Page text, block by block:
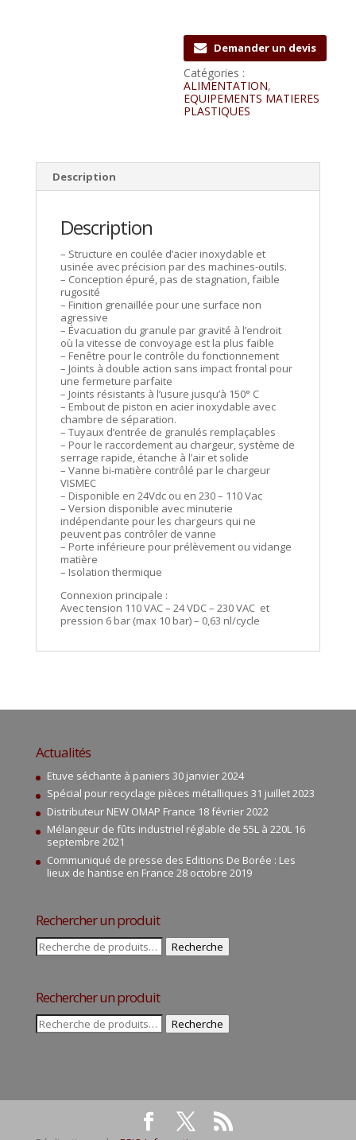
Demander un devis
Catégories :
ALIMENTATION,
EQUIPEMENTS MATIERES
PLASTIQUES
Description
Description
– Structure en coulée d’acier inoxydable et
usinée avec précision par des machines-outils.
– Conception épuré, pas de stagnation, faible
rugosité
– Finition grenaillée pour une surface non
agressive
– Évacuation du granule par gravité à l’endroit
où la vitesse de convoyage est la plus faible
– Fenêtre pour le contrôle du fonctionnement
– Joints à double action sans impact frontal pour
une fermeture parfaite
– Joints résistants à l’usure jusqu’à 150° C
– Embout de piston en acier inoxydable avec
chambre de séparation.
– Tuyaux d’entrée de granulés remplaçables
– Pour le raccordement au chargeur, système de
serrage rapide, étanche à l’air et solide
– Vanne bi-matière contrôlé par le chargeur
VISMEC
– Disponible en 24Vdc ou en 230 – 110 Vac
– Version disponible avec minuterie
indépendante pour les chargeurs qui ne
peuvent pas contrôler de vanne
– Porte inférieure pour prélèvement ou vidange
matière
– Isolation thermique
Connexion principale :
Avec tension 110 VAC – 24 VDC – 230 VAC et
pression 6 bar (max 10 bar) – 0,63 nl/cycle
Actualités
Etuve séchante à paniers 30 janvier 2024
Spécial pour recyclage pièces métalliques 31 juillet 2023
Distributeur NEW OMAP France 18 février 2022
Mélangeur de fûts industriel réglable de 55L à 220L 16
septembre 2021
Communiqué de presse des Editions De Borée : Les
lieux de hantise en France 28 octobre 2019
Rechercher un produit
Recherche
pour :
Recherche
Rechercher un produit
Recherche
pour :
Recherche